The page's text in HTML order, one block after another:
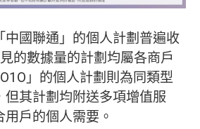
中國聯通」的個人計劃普遍收
的數據量的計劃均屬各商戶
」的個人計劃則為同類型
但其計劃均附送多項增值服
戶的個人需要。